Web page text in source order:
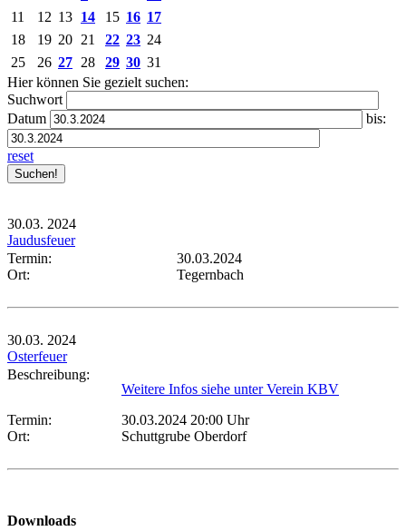
11
12 13 14 15 16 17
18
19 20 21 22 23 24
25
26 27 28 29 30 31
Hier können Sie gezielt suchen:
Suchwort
Datum
bis:
reset
30.03. 2024
Jaudusfeuer
Termin:
30.03.2024
Ort:
Tegernbach
30.03. 2024
Osterfeuer
Beschreibung:
Weitere Infos siehe unter Verein KBV
Termin:
30.03.2024 20:00 Uhr
Ort:
Schuttgrube Oberdorf
Downloads